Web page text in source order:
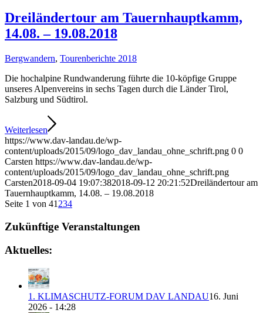
Dreiländertour am Tauernhauptkamm,
14.08. – 19.08.2018
Bergwandern, Tourenberichte 2018
Die hochalpine Rundwanderung führte die 10-köpfige Gruppe
unseres Alpenvereins in sechs Tagen durch die Länder Tirol,
Salzburg und Südtirol.
Weiterlesen
https://www.dav-landau.de/wp-
content/uploads/2015/09/logo_dav_landau_ohne_schrift.png 0 0
Carsten https://www.dav-landau.de/wp-
content/uploads/2015/09/logo_dav_landau_ohne_schrift.png
Carsten2018-09-04 19:07:382018-09-12 20:21:52Dreiländertour am
Tauernhauptkamm, 14.08. – 19.08.2018
Seite 1 von 41 234
Zukünftige Veranstaltungen
Aktuelles:
1. KLIMASCHUTZ-FORUM DAV LANDAU16. Juni
2026 - 14:28